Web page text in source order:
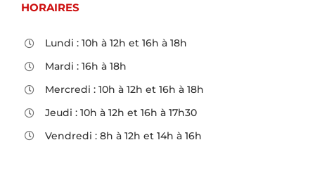
HORAIRES
Lundi : 10h à 12h et 16h à 18h
Mardi : 16h à 18h
Mercredi : 10h à 12h et 16h à 18h
Jeudi : 10h à 12h et 16h à 17h30
Vendredi : 8h à 12h et 14h à 16h